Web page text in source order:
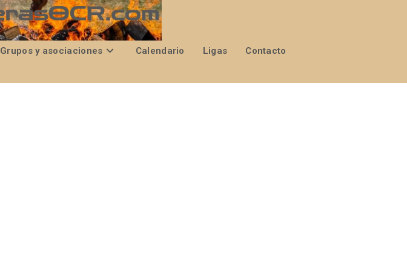
Grupos y asociaciones Calendario Ligas Contacto